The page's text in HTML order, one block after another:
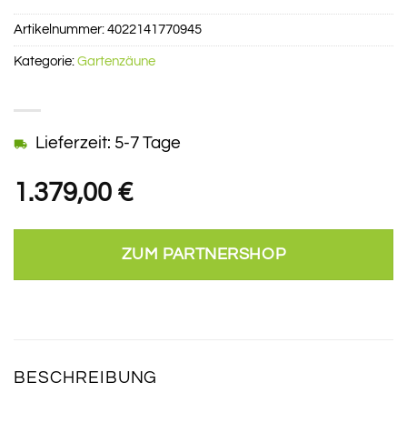
1.379,00 €
Lieferzeit: 5-7 Tage
ZUM PARTNERSHOP
Artikelnummer: 4022141770945
Kategorie: Gartenzäune
BESCHREIBUNG